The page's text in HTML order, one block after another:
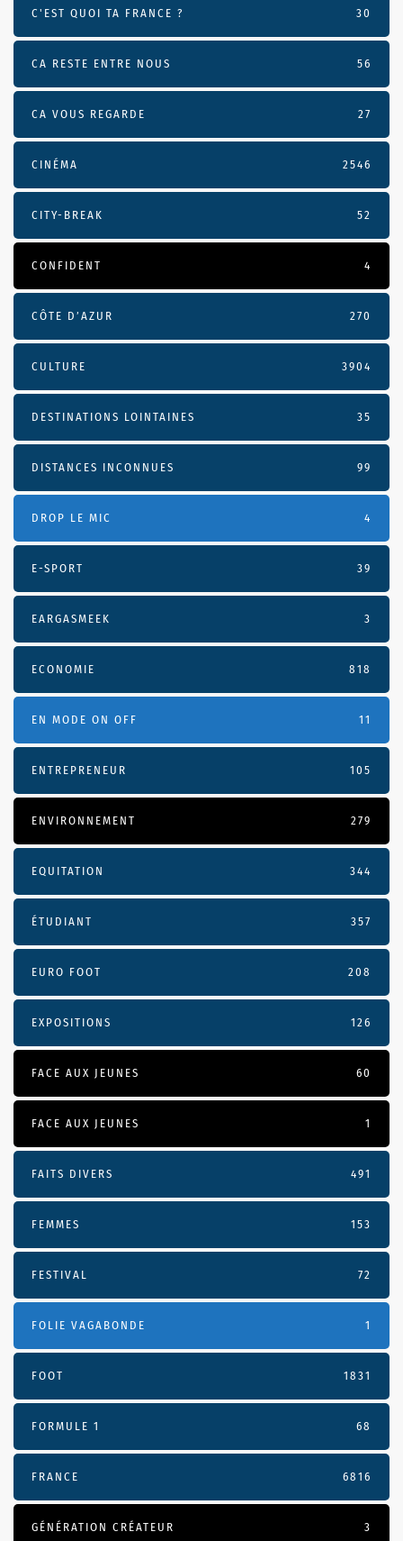
C'EST QUOI TA FRANCE ? 30
CA RESTE ENTRE NOUS 56
CA VOUS REGARDE 27
CINÉMA 2546
CITY-BREAK 52
CONFIDENT 4
CÔTE D’AZUR 270
CULTURE 3904
DESTINATIONS LOINTAINES 35
DISTANCES INCONNUES 99
DROP LE MIC 4
E-SPORT 39
EARGASMEEK 3
ECONOMIE 818
EN MODE ON OFF 11
ENTREPRENEUR 105
ENVIRONNEMENT 279
EQUITATION 344
ÉTUDIANT 357
EURO FOOT 208
EXPOSITIONS 126
FACE AUX JEUNES 60
FACE AUX JEUNES 1
FAITS DIVERS 491
FEMMES 153
FESTIVAL 72
FOLIE VAGABONDE 1
FOOT 1831
FORMULE 1 68
FRANCE 6816
GÉNÉRATION CRÉATEUR 3